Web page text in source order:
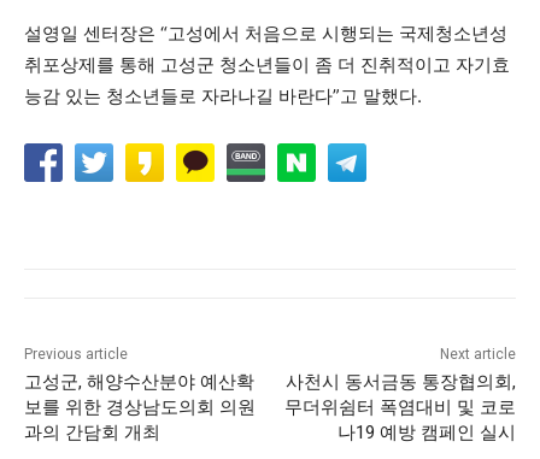
설영일 센터장은 “고성에서 처음으로 시행되는 국제청소년성
취포상제를 통해 고성군 청소년들이 좀 더 진취적이고 자기효
능감 있는 청소년들로 자라나길 바란다”고 말했다.
Previous article
고성군, 해양수산분야 예산확
보를 위한 경상남도의회 의원
과의 간담회 개최
Next article
사천시 동서금동 통장협의회,
무더위쉼터 폭염대비 및 코로
나19 예방 캠페인 실시